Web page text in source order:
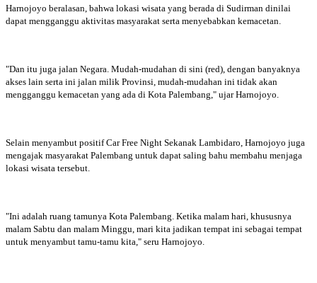
Harnojoyo beralasan, bahwa lokasi wisata yang berada di Sudirman dinilai
dapat mengganggu aktivitas masyarakat serta menyebabkan kemacetan.
"Dan itu juga jalan Negara. Mudah-mudahan di sini (red), dengan banyaknya
akses lain serta ini jalan milik Provinsi, mudah-mudahan ini tidak akan
mengganggu kemacetan yang ada di Kota Palembang," ujar Harnojoyo.
Selain menyambut positif Car Free Night Sekanak Lambidaro, Harnojoyo juga
mengajak masyarakat Palembang untuk dapat saling bahu membahu menjaga
lokasi wisata tersebut.
"Ini adalah ruang tamunya Kota Palembang. Ketika malam hari, khususnya
malam Sabtu dan malam Minggu, mari kita jadikan tempat ini sebagai tempat
untuk menyambut tamu-tamu kita," seru Harnojoyo.